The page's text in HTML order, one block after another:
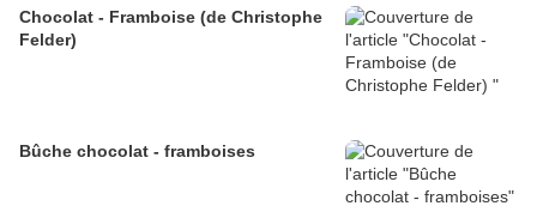
Chocolat - Framboise (de Christophe
Felder)
Bûche chocolat - framboises